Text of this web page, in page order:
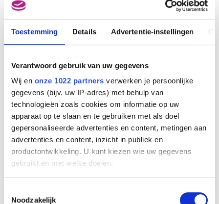
Toestemming Details Advertentie-instellingen
Verantwoord gebruik van uw gegevens
Wij en onze 1022 partners verwerken je persoonlijke
gegevens (bijv. uw IP-adres) met behulp van
technologieën zoals cookies om informatie op uw
apparaat op te slaan en te gebruiken met als doel
gepersonaliseerde advertenties en content, metingen aan
advertenties en content, inzicht in publiek en
productontwikkeling. U kunt kiezen wie uw gegevens
gebruikt en met welke doelen.
Informatie verzamelen over uw geografische
Noodzakelijk